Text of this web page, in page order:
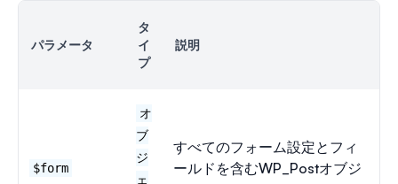
パラメータ
タ
イ
プ
説明
$form
オ
ブ
ジ
ェ
すべてのフォーム設定とフィ
ールドを含むWP_Postオブジ